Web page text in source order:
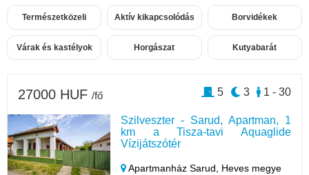
Természetközeli Aktív kikapcsolódás Borvidékek
Várak és kastélyok Horgászat Kutyabarát
Szilveszter - Sarud, Apartman, 1
km a Tisza-tavi Aquaglide
Vízijátszótér
Apartmanház Sarud, Heves megye
27000 HUF /fő 1 - 30
3
5